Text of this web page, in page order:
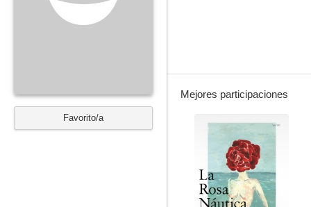
Favorito/a
Mejores participaciones
--